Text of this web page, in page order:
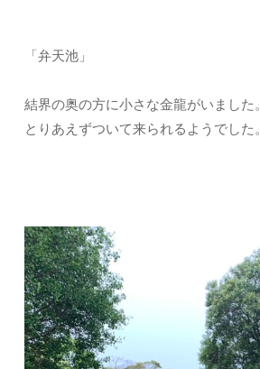
「弁天池」
結界の奥の方に小さな金龍がいました。
とりあえずついて来られるようでした。